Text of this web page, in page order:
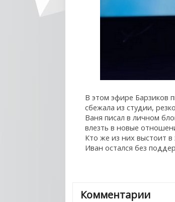
В этом эфире Барзиков
сбежала из студии,
Ваня писал в личном
влезть в новые
Кто же из них выстоит
Иван остался без
Комментарии